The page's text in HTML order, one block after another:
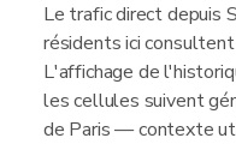
Le trafic direct depuis
résidents ici
L'affichage de
les cellules suivent
de Paris — contexte